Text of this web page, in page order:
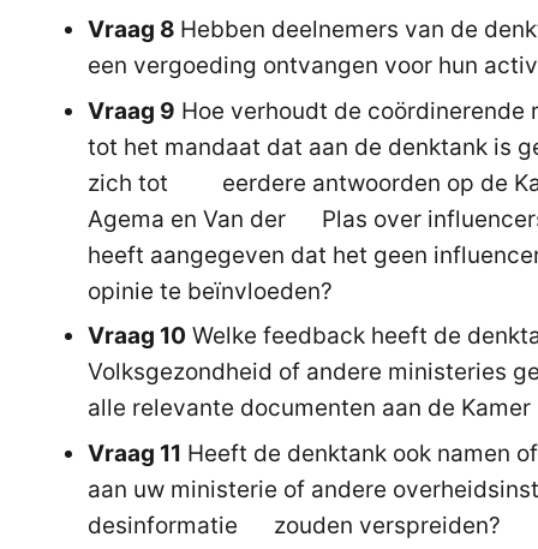
Vraag 8 Hebben deelnemers van de
een vergoeding ontvangen voor hun
Vraag 9 Hoe verhoudt de coördinerende
tot het mandaat dat aan de denktank is
zich tot eerdere antwoorden op de
Agema en Van der Plas over
heeft aangegeven dat het geen
opinie te beïnvloeden?
Vraag 10 Welke feedback heeft de
Volksgezondheid of andere ministeries
alle relevante documenten aan de Kamer
Vraag 11 Heeft de denktank ook namen
aan uw ministerie of andere
desinformatie zouden verspreiden?